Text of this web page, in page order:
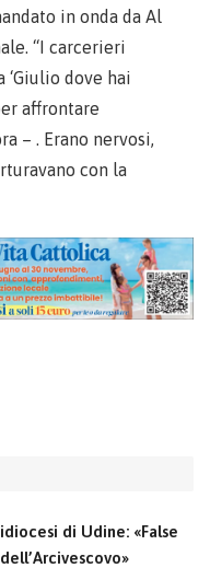
in onda da Al
“I carcerieri
dove hai
affrontare
– . Erano nervosi,
con la
di Udine: «False